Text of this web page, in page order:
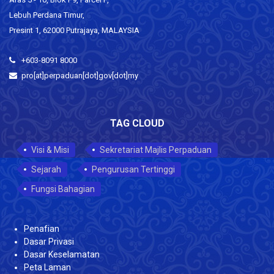
Lebuh Perdana Timur,
Presint 1, 62000 Putrajaya, MALAYSIA
+603-8091 8000
pro[at]perpaduan[dot]gov[dot]my
TAG CLOUD
Visi & Misi
Sekretariat Majlis Perpaduan
Sejarah
Pengurusan Tertinggi
Fungsi Bahagian
Penafian
Dasar Privasi
Dasar Keselamatan
Peta Laman